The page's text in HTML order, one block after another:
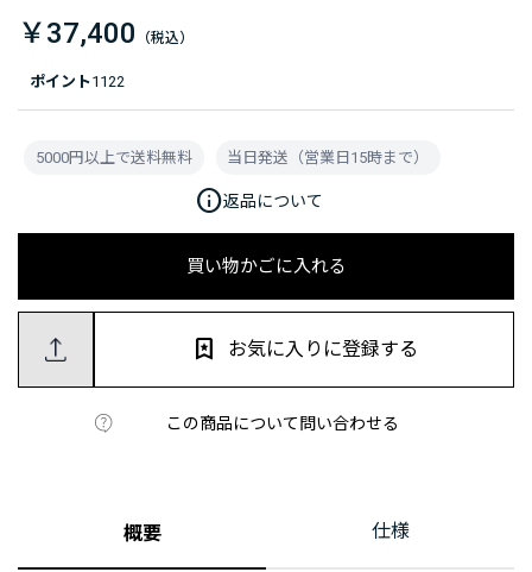
ポイント1122
￥37,400
買い物かごに入れる
この商品について問い合わせる
お気に入りに登録する
5000円以上で送料無料 当日発送（営業日15時まで）
info返品について
概要 仕様